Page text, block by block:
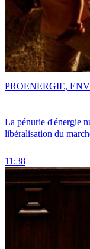
La pénurie d'énergie
libéralisation du
11:38
PROENERGIE,